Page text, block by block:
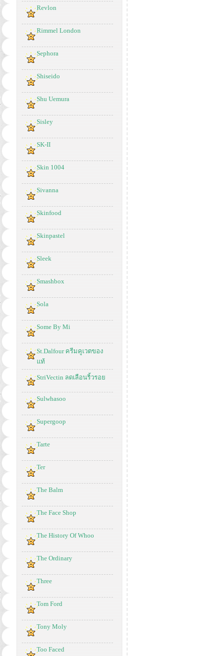
Revlon
Rimmel London
Sephora
Shiseido
Shu Uemura
Sisley
SK-II
Skin 1004
Sivanna
Skinfood
Skinpastel
Sleek
Smashbox
Sola
Some By Mi
St.Dalfour ครีมคูเวตของ
แท้
StriVectin ลดเลือนริ้วรอย
Sulwhasoo
Supergoop
Tarte
Ter
The Balm
The Face Shop
The History Of Whoo
The Ordinary
Three
Tom Ford
Tony Moly
Too Faced